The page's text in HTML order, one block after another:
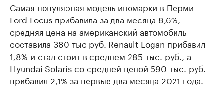
Самая популярная модель иномарки в Перми
Ford Focus прибавила за два месяца 8,6%,
средняя цена на американский автомобиль
составила 380 тыс руб. Renault Logan прибавил
1,8% и стал стоит в среднем 285 тыс. руб., а
Hyundai Solaris со средней ценой 590 тыс. руб.
прибавил 2,1% за первые два месяца 2021 года.